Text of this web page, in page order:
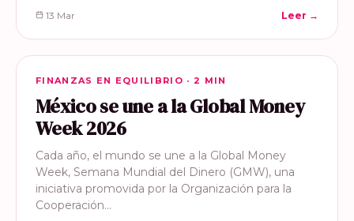
13 Mar Leer →
FINANZAS EN EQUILIBRIO
FINANZAS EN EQUILIBRIO · 2 MIN
México se une a la Global Money
Week 2026
Cada año, el mundo se une a la Global Money
Week, Semana Mundial del Dinero (GMW), una
iniciativa promovida por la Organización para la
Cooperación…